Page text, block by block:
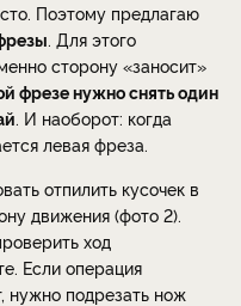
Поэтому предлагаю
. Для этого
сторону «заносит»
фрезе нужно снять один
. И наоборот: когда
левая фреза.
отпилить кусочек в
движения (фото 2).
ход
Если операция
нужно подрезать нож